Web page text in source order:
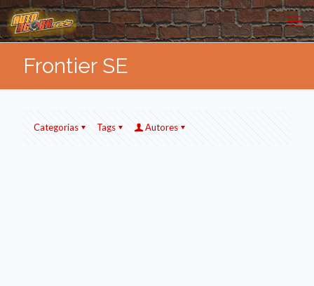
Frontier SE
Categorias Tags Autores